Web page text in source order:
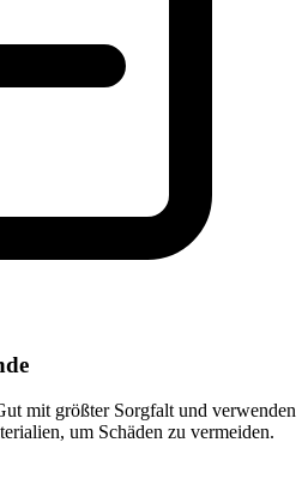
mit größter Sorgfalt und verwenden
um Schäden zu vermeiden.